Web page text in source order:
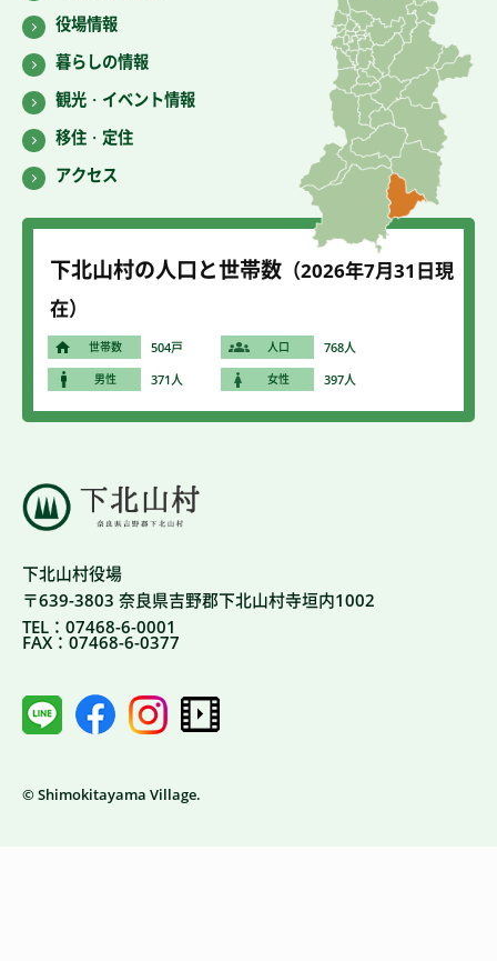
下北山村役場
〒639-3803 奈良県吉野郡下北山村寺垣内1002
TEL：07468-6-0001
FAX：07468-6-0377
© Shimokitayama Village.
役場情報
暮らしの情報
観光・イベント情報
移住・定住
アクセス
下北山村の人口と世帯数 （2026年7月31 日現
在）
世帯数 504戸 人口 768人
男性 371人 女性 397人